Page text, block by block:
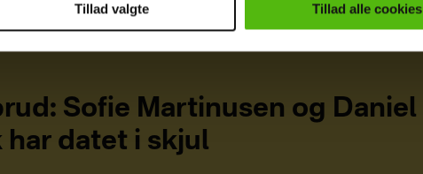
dine personoplysninger i forbindelse hermed i både
Tillad valgte Tillad alle cookies
Sofie Martinusen og Daniel
har datet i skjul